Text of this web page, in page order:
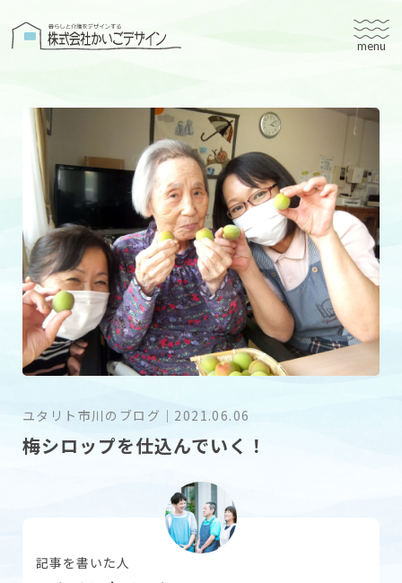
株式会社かいごデザイン
有料老人ホームユタリト
ユタリト船橋
ユタリト市川
デイサービスネスト実籾
建築設計
ブログ
会社案内
お問い合わせ
ユタリト市川のブログ ｜ 2021.06.06
梅シロップを仕込んでいく！
記事を書いた人